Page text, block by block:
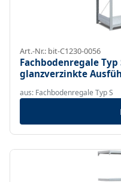
Art.-Nr.: bit-C1230-0056
Fachbodenregale Typ
glanzverzinkte
aus: Fachbodenregale Typ S